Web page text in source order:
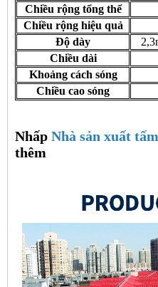
Chiều rộng tổng thể
Chiều rộng hiệu quả
Độ dày
Chiều dài
Khoảng cách sóng
Chiều cao sóng
Nhấp Nhà sản xuất
thêm